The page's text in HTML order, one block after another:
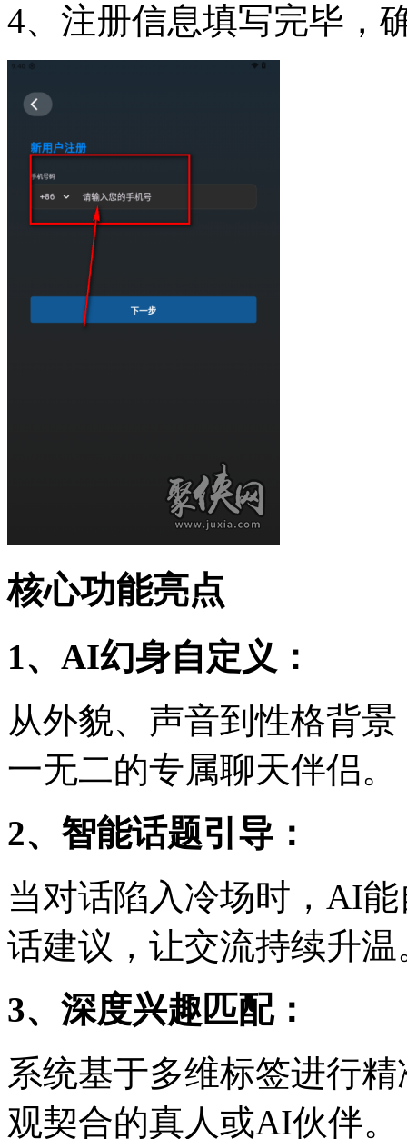
4、注册信息填写完毕，
核心功能亮点
1、AI幻身自定义：
从外貌、声音到性格背
一无二的专属聊天伴侣。
2、智能话题引导：
当对话陷入冷场时，AI
话建议，让交流持续升温
3、深度兴趣匹配：
系统基于多维标签进行
观契合的真人或AI伙伴。